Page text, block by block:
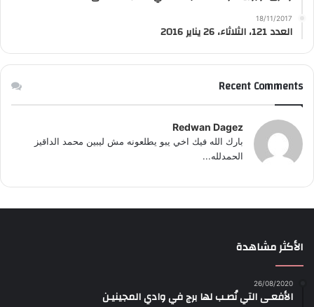
18/11/2017
العدد 121، الثلاثاء، 26 يناير 2016
Recent Comments
Redwan Dagez
بارك الله فيك اخي يبو يطلعونه مش ليبين محمد الداقيز
الحمدلله...
الأكثر مشاهدة
26/08/2020
الأفعـى التي نُصـب لها برج في وادي المجينيـن